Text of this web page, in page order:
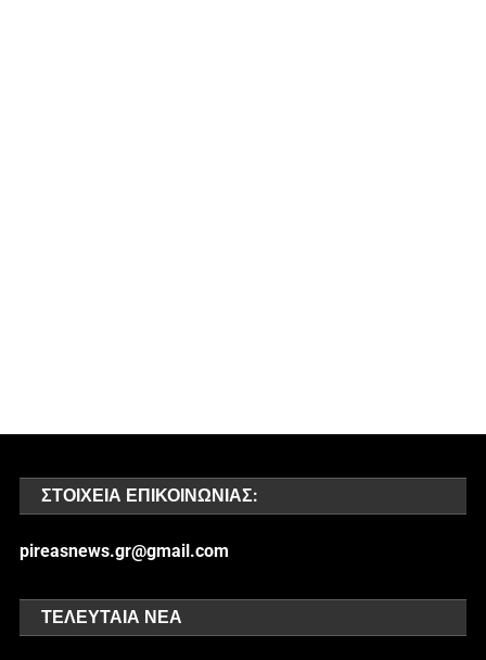
ΣΤΟΙΧΕΊΑ ΕΠΙΚΟΙΝΩΝΊΑΣ:
pireasnews.gr@gmail.com
ΤΕΛΕΥΤΑΊΑ ΝΈΑ